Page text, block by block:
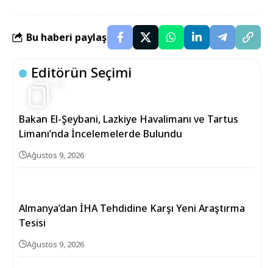
Bu haberi paylaş
Editörün Seçimi
Bakan El-Şeybani, Lazkiye Havalimanı ve Tartus
Limanı’nda İncelemelerde Bulundu
Ağustos 9, 2026
Almanya’dan İHA Tehdidine Karşı Yeni Araştırma
Tesisi
Ağustos 9, 2026